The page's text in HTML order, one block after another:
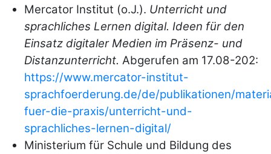
Mercator Institut (o.J.). Unterricht und
sprachliches Lernen digital. Ideen für den
Einsatz digitaler Medien im Präsenz- und
Distanzunterricht. Abgerufen am 17.08-202:
https://www.mercator-institut-
sprachfoerderung.de/de/publikationen/
fuer-die-praxis/unterricht-und-
sprachliches-lernen-digital/
Ministerium für Schule und Bildung des